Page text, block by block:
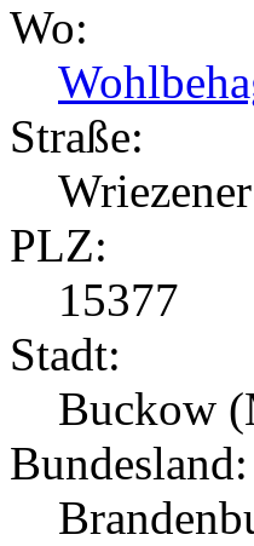
Wo:
Straße:
PLZ:
15377
Stadt:
Buckow
Bundesland: